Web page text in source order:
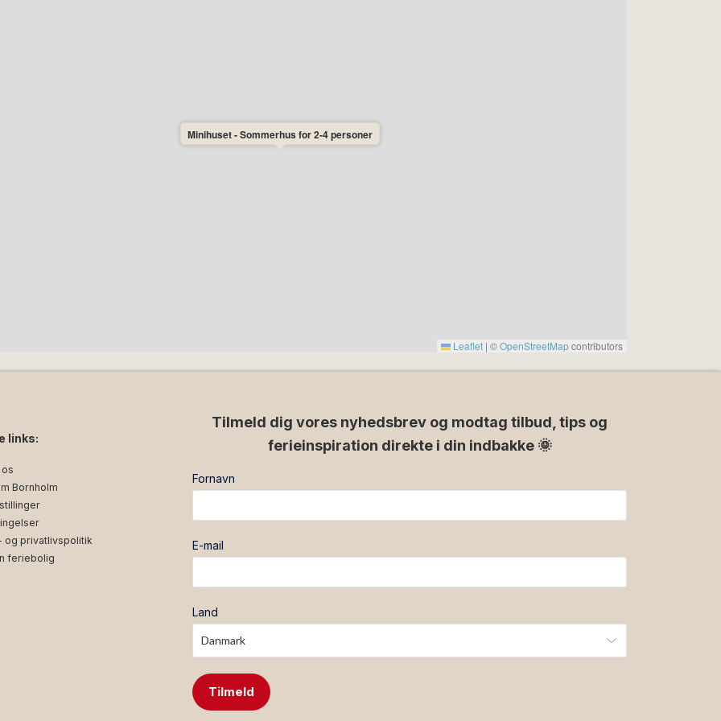
strand og spændende oplevelser.
Minihuset - Sommerhus for 2-4 personer
Leaflet | ©OpenStreetMapcontributors
links:
Bornholm
og privatlivspolitik
feriebolig
Tilmeld dig vores nyhedsbrev og modtag tilbud, tips og
ferieinspiration direkte i din indbakke 🌞
Fornavn
E-mail
Land
Tilmeld